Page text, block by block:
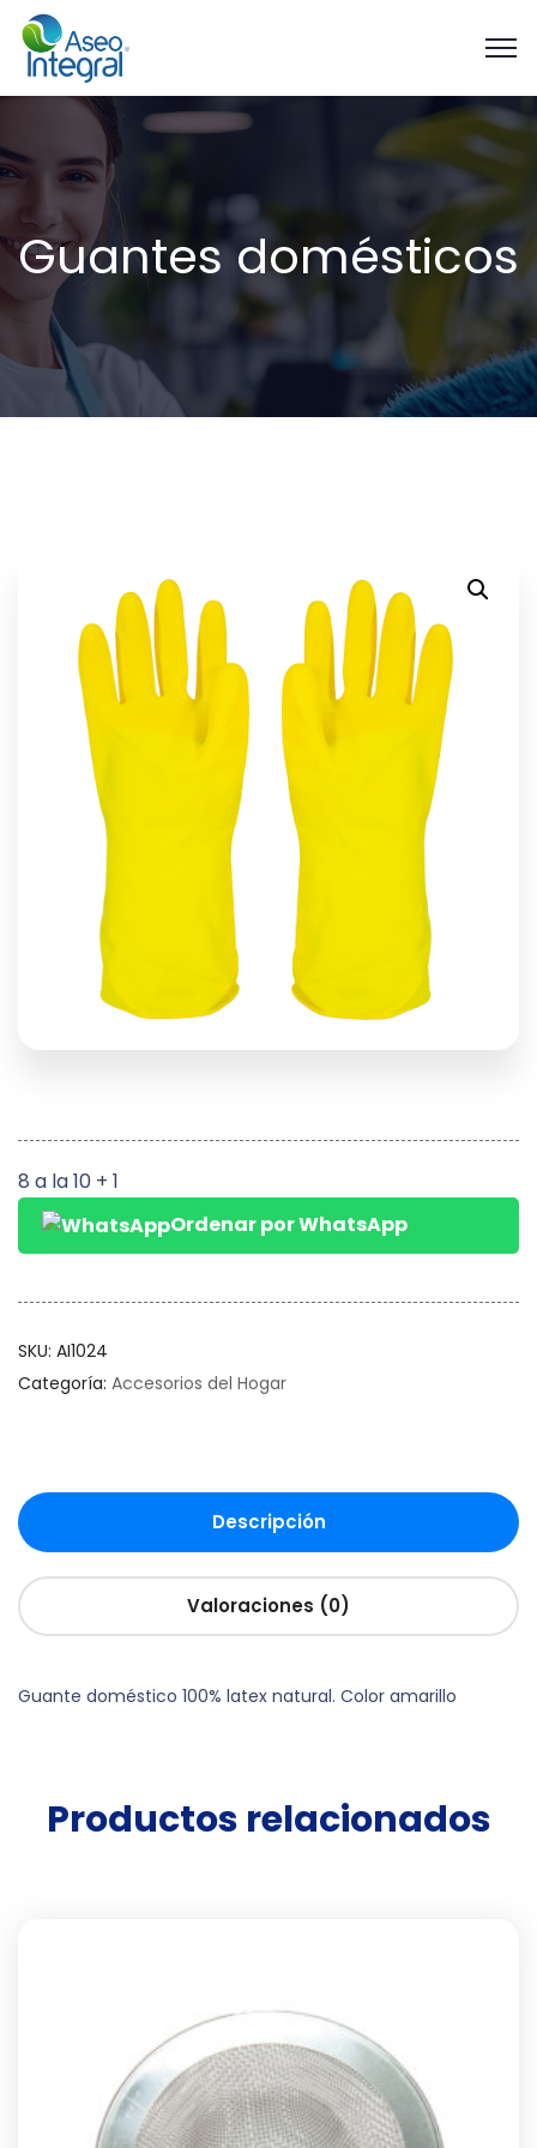
Guantes domésticos
8 a la 10 + 1
Ordenar por WhatsApp
SKU: AI1024
Categoría: Accesorios del Hogar
Descripción
Valoraciones (0)
Guante doméstico 100% latex natural. Color amarillo
Productos relacionados